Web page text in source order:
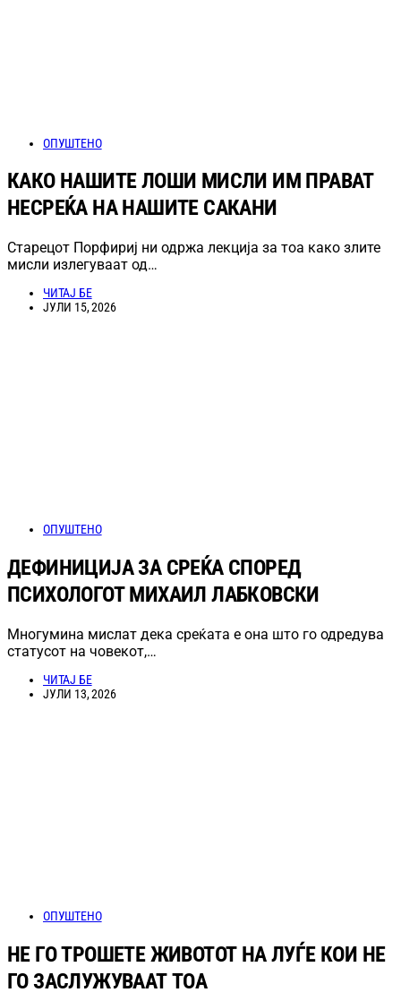
ОПУШТЕНО
КАКО НАШИТЕ ЛОШИ МИСЛИ ИМ ПРАВАТ
НЕСРЕЌА НА НАШИТЕ САКАНИ
Старецот Порфириј ни одржа лекција за тоа како злите
мисли излегуваат од…
ЧИТАЈ БЕ
ЈУЛИ 15, 2026
ОПУШТЕНО
ДЕФИНИЦИЈА ЗА СРЕЌА СПОРЕД
ПСИХОЛОГОТ МИХАИЛ ЛАБКОВСКИ
Многумина мислат дека среќата е она што го одредува
статусот на човекот,…
ЧИТАЈ БЕ
ЈУЛИ 13, 2026
ОПУШТЕНО
НЕ ГО ТРОШЕТЕ ЖИВОТОТ НА ЛУЃЕ КОИ НЕ
ГО ЗАСЛУЖУВААТ ТОА